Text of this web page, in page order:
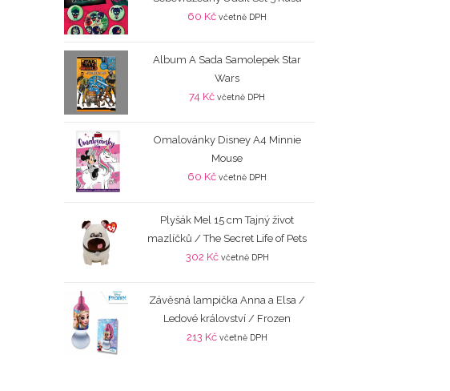
60 Kč včetně DPH
Album A Sada Samolepek Star
Wars
74 Kč včetně DPH
Omalovánky Disney A4 Minnie
Mouse
60 Kč včetně DPH
Plyšák Mel 15 cm Tajný život
mazlíčků / The Secret Life of Pets
302 Kč včetně DPH
Závěsná lampička Anna a Elsa /
Ledové království / Frozen
213 Kč včetně DPH